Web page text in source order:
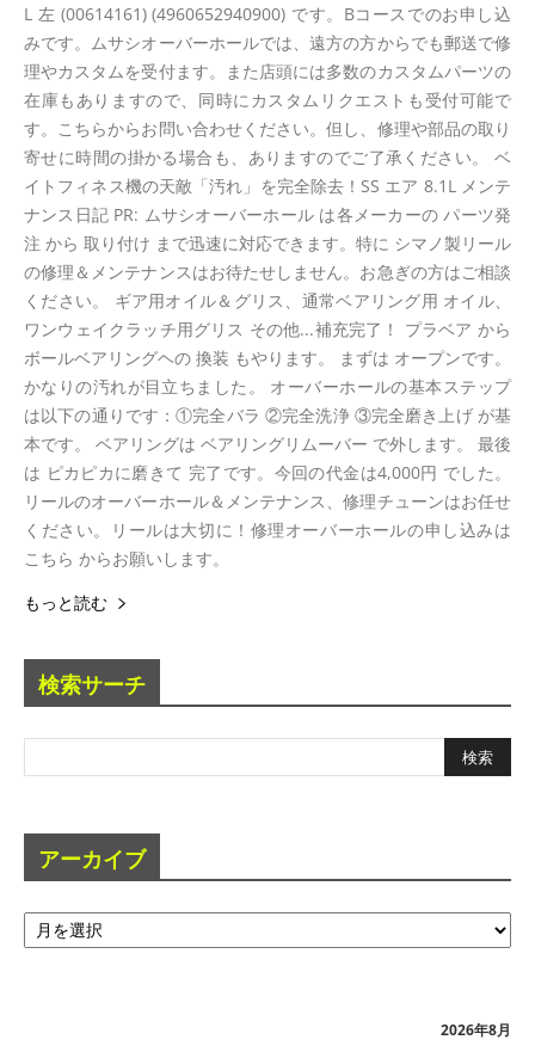
L 左 (00614161) (4960652940900) です。Bコースでのお申し込
みです。ムサシオーバーホールでは、遠方の方からでも郵送で修
理やカスタムを受付ます。また店頭には多数のカスタムパーツの
在庫もありますので、同時にカスタムリクエストも受付可能で
す。こちらからお問い合わせください。但し、修理や部品の取り
寄せに時間の掛かる場合も、ありますのでご了承ください。 ベ
イトフィネス機の天敵「汚れ」を完全除去！SS エア 8.1L メンテ
ナンス日記 PR: ムサシオーバーホール は各メーカーの パーツ発
注 から 取り付け まで迅速に対応できます。特に シマノ製リール
の修理＆メンテナンスはお待たせしません。お急ぎの方はご相談
ください。 ギア用オイル＆グリス、通常ベアリング用 オイル、
ワンウェイクラッチ用グリス その他...補充完了！ プラベア から
ボールベアリングヘの 換装 もやります。 まずは オープンです。
かなりの汚れが目立ちました。 オーバーホールの基本ステップ
は以下の通りです：①完全バラ ②完全洗浄 ③完全磨き上げ が基
本です。 ベアリングは ベアリングリムーバー で外します。 最後
は ピカピカに磨きて 完了です。今回の代金は4,000円 でした。
リールのオーバーホール＆メンテナンス、修理チューンはお任せ
ください。リールは大切に！修理オーバーホールの申し込みは
こちら からお願いします。
もっと読む
検索サーチ
アーカイブ
ア
ー
2026年8月